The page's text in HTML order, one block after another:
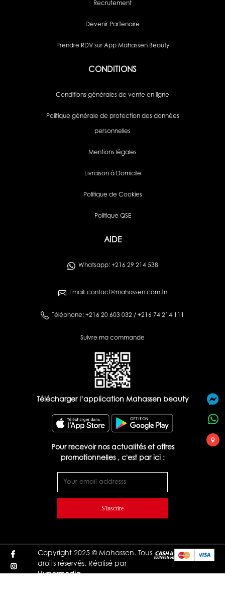
Recrutement
Devenir Partenaire
Prendre RDV sur App Mahassen Beauty
CONDITIONS
Conditions générales de vente en ligne
Politique générale de protection des données
personnelles
Mentions légales
Livraison à Domicile
Politique de Cookies
Politique QSE
AIDE
Whatsapp: +216 29 214 538
Email: contact@mahassen.com.tn
Téléphone: +216 20 603 032 / +216 74 214 111
Suivre ma commande
Télécharger l’application Mahassen beauty
Pour recevoir nos actualités et offres
promotionnelles , c'est par ici :
S'inscrire
Copyright 2025 © Mahassen. Tous
droits réservés. Réalisé par
Hypermedia